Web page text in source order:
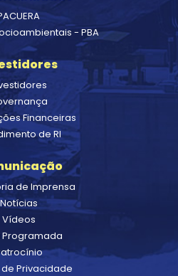
- PBA
Financeiras
de RI
de Imprensa
Notícias
Vídeos
Programada
Privacidade